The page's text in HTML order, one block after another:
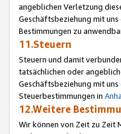
angeblichen Verletzung
Geschäftsbeziehung mit
Bestimmungen zu
11.Steuern
Steuern und damit
tatsächlichen oder
Geschäftsbeziehung mit
Steuerbestimmungen in
12.Weitere
Wir können von Zeit zu Zeit